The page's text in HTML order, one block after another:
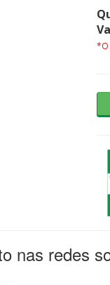
*O
nas redes